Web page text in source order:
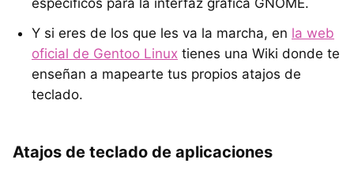
específicos para la interfaz gráfica GNOME.
Y si eres de los que les va la marcha, en la web
oficial de Gentoo Linux tienes una Wiki donde te
enseñan a mapearte tus propios atajos de
teclado.
Atajos de teclado de aplicaciones